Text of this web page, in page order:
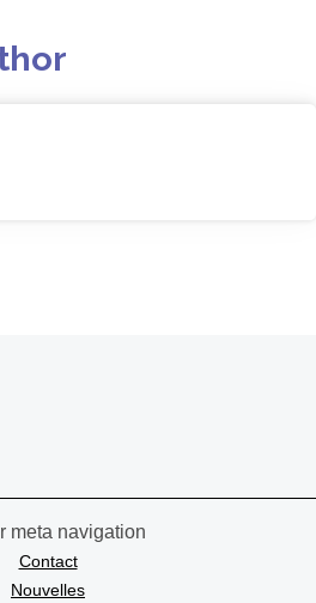
meta navigation
Contact
Nouvelles